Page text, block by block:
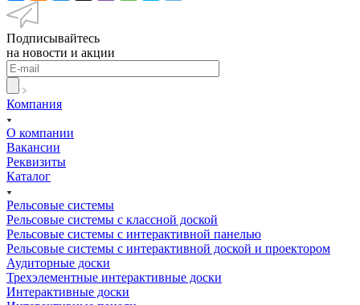
Подписывайтесь
на новости и акции
Компания
О компании
Вакансии
Реквизиты
Каталог
Рельсовые системы
Рельсовые системы с классной доской
Рельсовые системы с интерактивной панелью
Рельсовые системы с интерактивной доской и проектором
Аудиторные доски
Трехэлементные интерактивные доски
Интерактивные доски